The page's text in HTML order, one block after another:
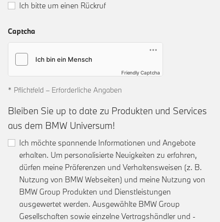
Ich bitte um einen Rückruf
Captcha
Friendly Captcha
* Pflichtfeld – Erforderliche Angaben
Bleiben Sie up to date zu Produkten und Services
aus dem BMW Universum!
Ich möchte spannende Informationen und Angebote
erhalten. Um personalisierte Neuigkeiten zu erfahren,
dürfen meine Präferenzen und Verhaltensweisen (z. B.
Nutzung von BMW Webseiten) und meine Nutzung von
BMW Group Produkten und Dienstleistungen
ausgewertet werden. Ausgewählte BMW Group
Gesellschaften sowie einzelne Vertragshändler und -